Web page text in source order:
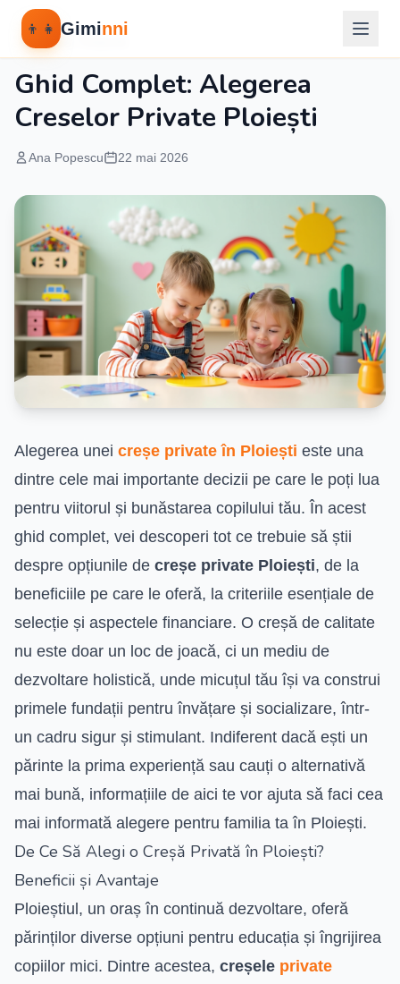
👦👧 Giminni
Educatie Timpurie
Ghid Complet: Alegerea
Creselor Private Ploiești
Ana Popescu 22 mai 2026
Alegerea unei creșe private în Ploiești este una
dintre cele mai importante decizii pe care le poți lua
pentru viitorul și bunăstarea copilului tău. În acest
ghid complet, vei descoperi tot ce trebuie să știi
despre opțiunile de creșe private Ploiești, de la
beneficiile pe care le oferă, la criteriile esențiale de
selecție și aspectele financiare. O creșă de calitate
nu este doar un loc de joacă, ci un mediu de
dezvoltare holistică, unde micuțul tău își va construi
primele fundații pentru învățare și socializare, într-
un cadru sigur și stimulant. Indiferent dacă ești un
părinte la prima experiență sau cauți o alternativă
mai bună, informațiile de aici te vor ajuta să faci cea
mai informată alegere pentru familia ta în Ploiești.
De Ce Să Alegi o Creșă Privată în Ploiești?
Beneficii și Avantaje
Ploieștiul, un oraș în continuă dezvoltare, oferă
părinților diverse opțiuni pentru educația și îngrijirea
copiilor mici. Dintre acestea, creșele private